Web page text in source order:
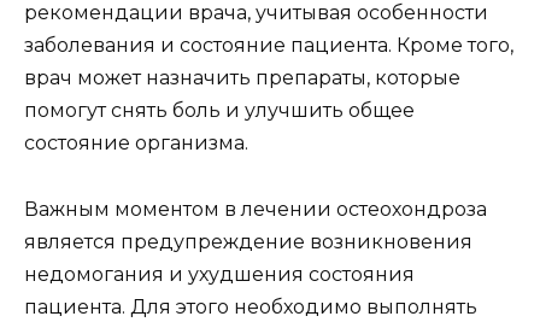
рекомендации врача, учитывая особенности
заболевания и состояние пациента. Кроме того,
врач может назначить препараты, которые
помогут снять боль и улучшить общее
состояние организма.
Важным моментом в лечении остеохондроза
является предупреждение возникновения
недомогания и ухудшения состояния
пациента. Для этого необходимо выполнять